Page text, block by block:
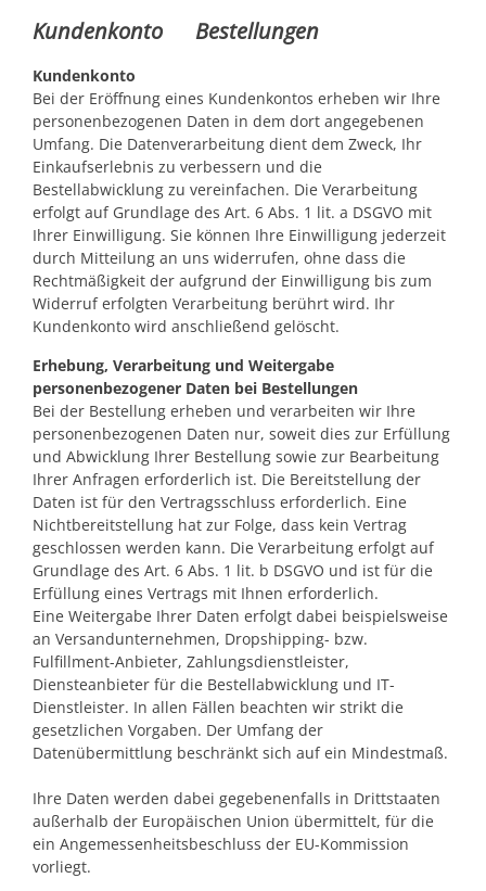
Kundenkonto Bestellungen
Kundenkonto
Bei der Eröffnung eines Kundenkontos erheben wir Ihre
personenbezogenen Daten in dem dort angegebenen
Umfang. Die Datenverarbeitung dient dem Zweck, Ihr
Einkaufserlebnis zu verbessern und die
Bestellabwicklung zu vereinfachen. Die Verarbeitung
erfolgt auf Grundlage des Art. 6 Abs. 1 lit. a DSGVO mit
Ihrer Einwilligung. Sie können Ihre Einwilligung jederzeit
durch Mitteilung an uns widerrufen, ohne dass die
Rechtmäßigkeit der aufgrund der Einwilligung bis zum
Widerruf erfolgten Verarbeitung berührt wird. Ihr
Kundenkonto wird anschließend gelöscht.
Erhebung, Verarbeitung und Weitergabe
personenbezogener Daten bei Bestellungen
Bei der Bestellung erheben und verarbeiten wir Ihre
personenbezogenen Daten nur, soweit dies zur Erfüllung
und Abwicklung Ihrer Bestellung sowie zur Bearbeitung
Ihrer Anfragen erforderlich ist. Die Bereitstellung der
Daten ist für den Vertragsschluss erforderlich. Eine
Nichtbereitstellung hat zur Folge, dass kein Vertrag
geschlossen werden kann. Die Verarbeitung erfolgt auf
Grundlage des Art. 6 Abs. 1 lit. b DSGVO und ist für die
Erfüllung eines Vertrags mit Ihnen erforderlich.
Eine Weitergabe Ihrer Daten erfolgt dabei beispielsweise
an Versandunternehmen, Dropshipping- bzw.
Fulfillment-Anbieter, Zahlungsdienstleister,
Diensteanbieter für die Bestellabwicklung und IT-
Dienstleister. In allen Fällen beachten wir strikt die
gesetzlichen Vorgaben. Der Umfang der
Datenübermittlung beschränkt sich auf ein Mindestmaß.
Ihre Daten werden dabei gegebenenfalls in Drittstaaten
außerhalb der Europäischen Union übermittelt, für die
ein Angemessenheitsbeschluss der EU-Kommission
vorliegt.